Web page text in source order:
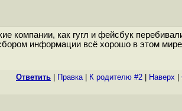
компании, как гугл и фейсбук
информации всё хорошо в этом
Ответить Правка| К родителю #2 Наверх